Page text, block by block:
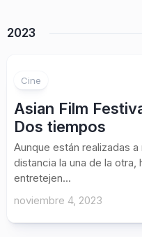
2023
Cine
Asian Film
Dos tiempos
Aunque están realizadas
distancia la una de la otra,
entretejen...
noviembre 4, 2023